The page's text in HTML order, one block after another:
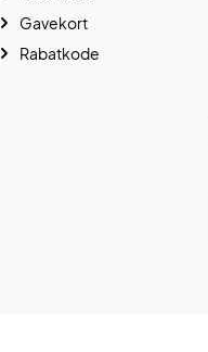
Gavekort
Rabatkode